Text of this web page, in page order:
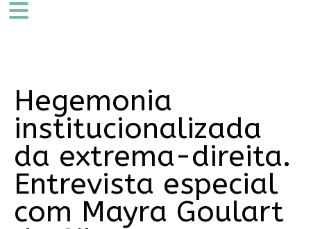
Hegemonia
institucionalizada
da extrema-direita.
Entrevista especial
com Mayra Goulart